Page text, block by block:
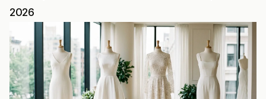
2026